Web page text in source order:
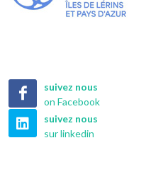
suivez nous
on Facebook
suivez nous
sur linkedin